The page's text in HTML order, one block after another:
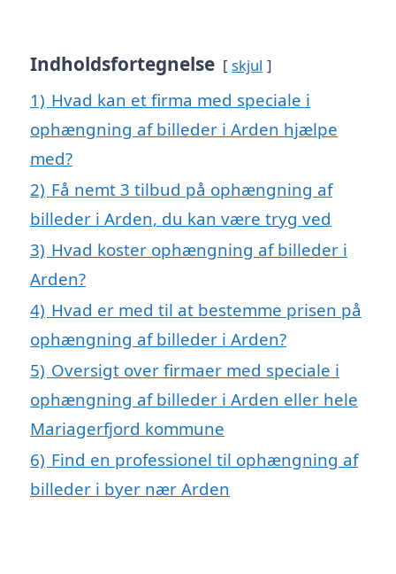
Indholdsfortegnelse skjul
1) Hvad kan et firma med speciale i
ophængning af billeder i Arden hjælpe
med?
2) Få nemt 3 tilbud på ophængning af
billeder i Arden, du kan være tryg ved
3) Hvad koster ophængning af billeder i
Arden?
4) Hvad er med til at bestemme prisen på
ophængning af billeder i Arden?
5) Oversigt over firmaer med speciale i
ophængning af billeder i Arden eller hele
Mariagerfjord kommune
6) Find en professionel til ophængning af
billeder i byer nær Arden